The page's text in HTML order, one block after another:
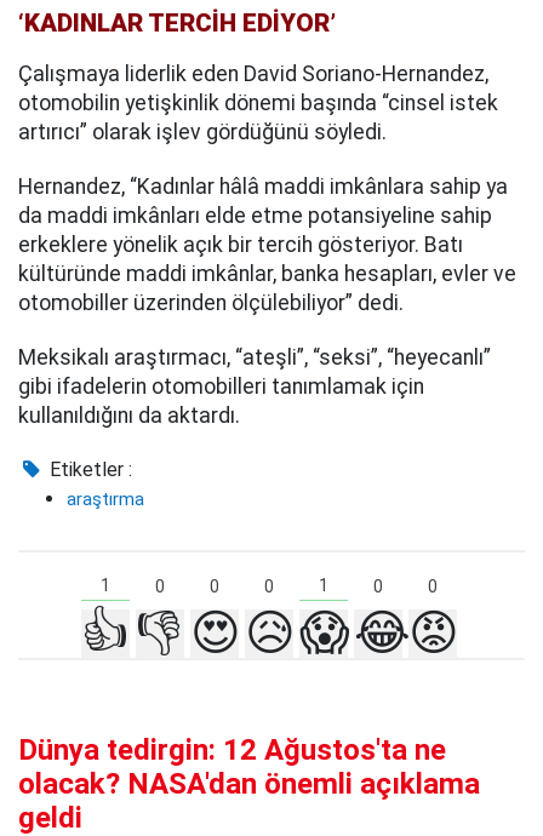
‘KADINLAR TERCİH EDİYOR’
Çalışmaya liderlik eden David Soriano-Hernandez,
otomobilin yetişkinlik dönemi başında “cinsel istek
artırıcı” olarak işlev gördüğünü söyledi.
Hernandez, “Kadınlar hâlâ maddi imkânlara sahip ya
da maddi imkânları elde etme potansiyeline sahip
erkeklere yönelik açık bir tercih gösteriyor. Batı
kültüründe maddi imkânlar, banka hesapları, evler ve
otomobiller üzerinden ölçülebiliyor” dedi.
Meksikalı araştırmacı, “ateşli”, “seksi”, “heyecanlı”
gibi ifadelerin otomobilleri tanımlamak için
kullanıldığını da aktardı.
Etiketler :
araştırma
1 0 0 0 1 0 0
👍 👎 😍😥😱😂😡
Dünya tedirgin: 12 Ağustos'ta ne
olacak? NASA'dan önemli açıklama
geldi